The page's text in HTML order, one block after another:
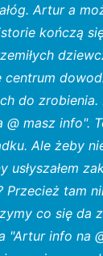
Artur a
kończą
centrum
do zrobienia.
masz info".
Ale żeby
Przecież tam
co się da
"Artur info na